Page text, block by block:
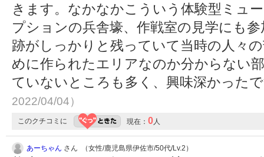
きます。なかなかこういう体験型ミュ
プションの兵舎壕、作戦室の見学にも
跡がしっかりと残っていて当時の人々
めに作られたエリアなのか分からない
ていないところも多く、興味深かった
2022/04/04）
このクチコミに 現在： 0 人
あーちゃん さん （女性/鹿児島県伊佐市/50代/Lv.2）